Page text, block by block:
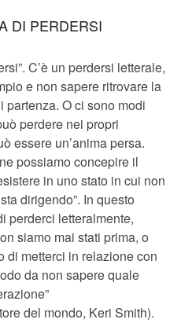
DI PERDERSI
C’è un perdersi letterale,
e non sapere ritrovare la
partenza. O ci sono modi
perdere nei propri
essere un’anima persa.
possiamo concepire il
in uno stato in cui non
dirigendo”. In questo
perderci letteralmente,
siamo mai stati prima, o
di metterci in relazione con
da non sapere quale
del mondo, Keri Smith).